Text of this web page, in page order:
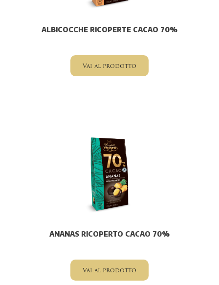
ALBICOCCHE RICOPERTE CACAO 70%
Vai al prodotto
ANANAS RICOPERTO CACAO 70%
Vai al prodotto